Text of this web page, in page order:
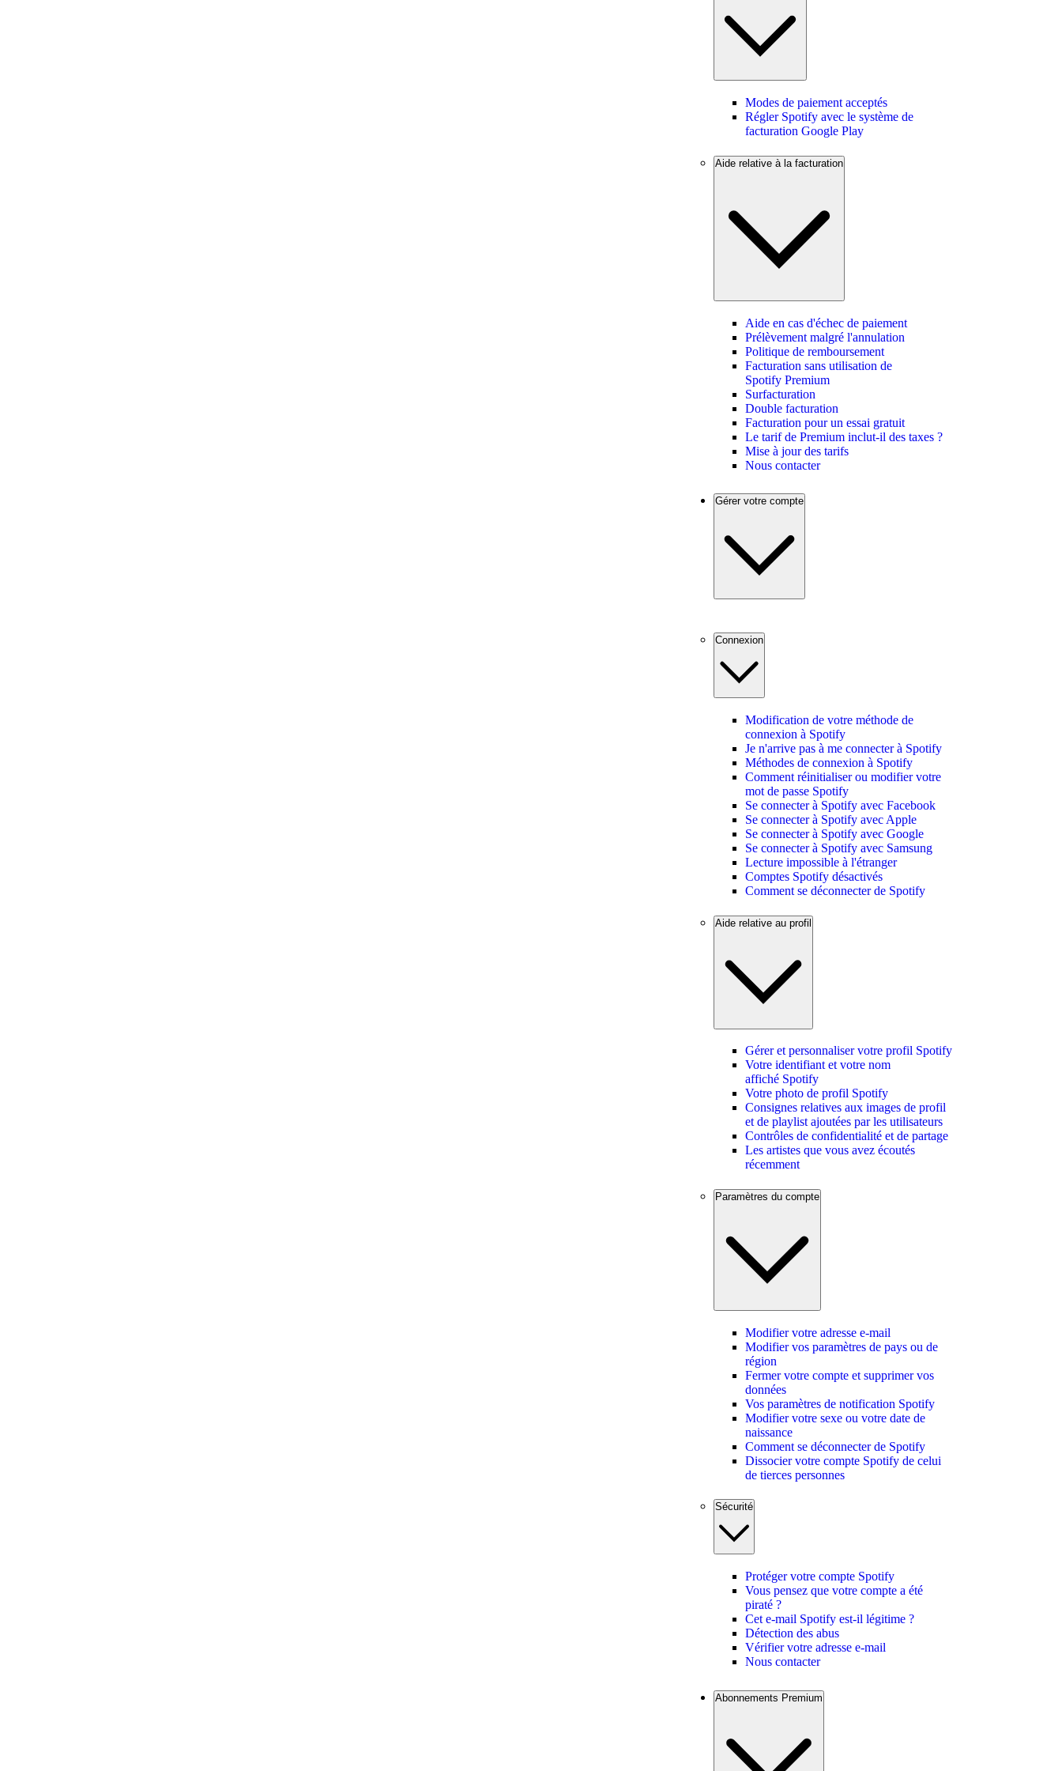
Modes de paiement acceptés
Régler Spotify avec le système de
facturation Google Play
Aide relative à la facturation
Aide en cas d'échec de paiement
Prélèvement malgré l'annulation
Politique de remboursement
Facturation sans utilisation de
Spotify Premium
Surfacturation
Double facturation
Facturation pour un essai gratuit
Le tarif de Premium inclut-il des taxes ?
Mise à jour des tarifs
Nous contacter
Gérer votre compte
Connexion
Modification de votre méthode de
connexion à Spotify
Je n'arrive pas à me connecter à Spotify
Méthodes de connexion à Spotify
Comment réinitialiser ou modifier votre
mot de passe Spotify
Se connecter à Spotify avec Facebook
Se connecter à Spotify avec Apple
Se connecter à Spotify avec Google
Se connecter à Spotify avec Samsung
Lecture impossible à l'étranger
Comptes Spotify désactivés
Comment se déconnecter de Spotify
Aide relative au profil
Gérer et personnaliser votre profil Spotify
Votre identifiant et votre nom
affiché Spotify
Votre photo de profil Spotify
Consignes relatives aux images de profil
et de playlist ajoutées par les utilisateurs
Contrôles de confidentialité et de partage
Les artistes que vous avez écoutés
récemment
Paramètres du compte
Modifier votre adresse e-mail
Modifier vos paramètres de pays ou de
région
Fermer votre compte et supprimer vos
données
Vos paramètres de notification Spotify
Modifier votre sexe ou votre date de
naissance
Comment se déconnecter de Spotify
Dissocier votre compte Spotify de celui
de tierces personnes
Sécurité
Protéger votre compte Spotify
Vous pensez que votre compte a été
piraté ?
Cet e-mail Spotify est-il légitime ?
Détection des abus
Vérifier votre adresse e-mail
Nous contacter
Abonnements Premium